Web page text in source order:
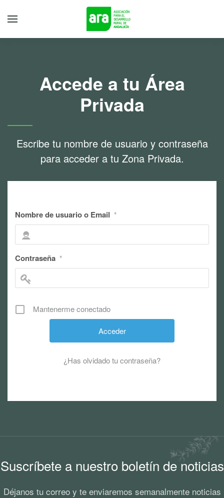
Accede a tu Área
Privada
Escribe tu nombre de usuario y contraseña
para acceder a tu Zona Privada.
Nombre de usuario o Email *
Contraseña *
Mantenerme conectado
¿Has olvidado tu contraseña?
Suscríbete a nuestro boletín de noticias
Déjanos tu correo y te enviaremos semanalmente noticias